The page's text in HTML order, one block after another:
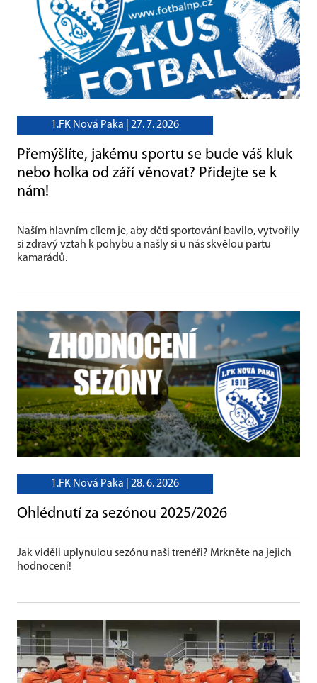
1.FK Nová Paka | 27. 7. 2026
Přemýšlíte, jakému sportu se bude váš kluk
nebo holka od září věnovat? Přidejte se k
nám!
Naším hlavním cílem je, aby děti sportování bavilo, vytvořily
si zdravý vztah k pohybu a našly si u nás skvělou partu
kamarádů.
1.FK Nová Paka | 28. 6. 2026
Ohlédnutí za sezónou 2025/2026
Jak viděli uplynulou sezónu naši trenéři? Mrkněte na jejich
hodnocení!